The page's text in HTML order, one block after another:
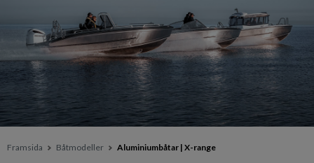
Framsida Båtmodeller Aluminiumbåtar | X-range